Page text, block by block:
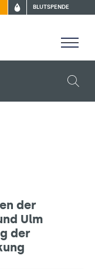
BLUTSPENDE
der
Ulm
der